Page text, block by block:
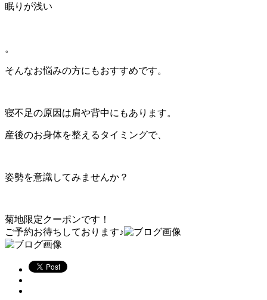
眠りが浅い
。
そんなお悩みの方にもおすすめです。
寝不足の原因は肩や背中にもあります。
産後のお身体を整えるタイミングで、
姿勢を意識してみませんか？
菊地限定クーポンです！
ご予約お待ちしております♪